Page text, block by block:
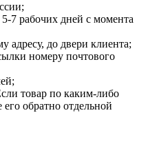
7 рабочих дней с момента
адресу, до двери клиента;
номеру почтового
товар по каким-либо
обратно отдельной